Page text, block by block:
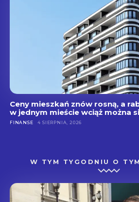
Ceny mieszkań znów rosną, a
w jednym mieście wciąż można
FINANSE 4 SIERPNIA, 2026
W TYM TYGODNIU O